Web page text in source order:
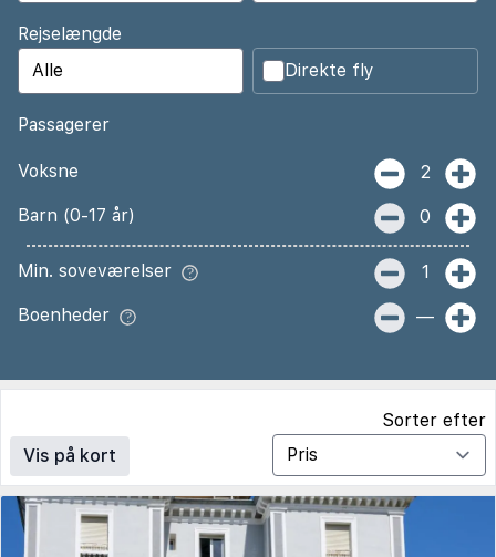
Rejselængde
Direkte fly
Passagerer
Voksne 2
Barn (0-17 år) 0
Min. soveværelser 1
Boenheder —
Vis på kort
Sorter efter